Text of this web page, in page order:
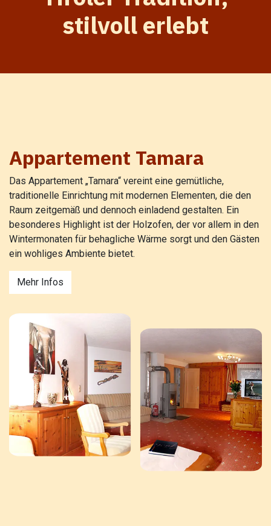
stilvoll erlebt
Appartement Tamara
Das Appartement „Tamara“ vereint eine gemütliche,
traditionelle Einrichtung mit modernen Elementen, die den
Raum zeitgemäß und dennoch einladend gestalten. Ein
besonderes Highlight ist der Holzofen, der vor allem in den
Wintermonaten für behagliche Wärme sorgt und den Gästen
ein wohliges Ambiente bietet.
Mehr Infos